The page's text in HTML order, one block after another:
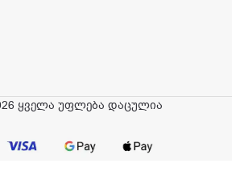
ყველა უფლება დაცულია